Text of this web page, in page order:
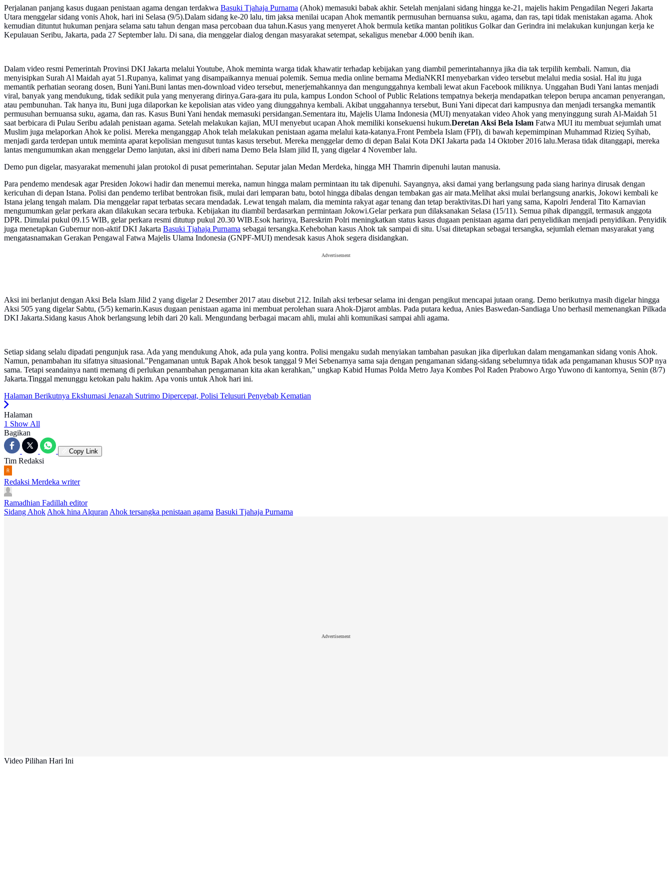
Perjalanan panjang kasus dugaan penistaan agama dengan terdakwa Basuki Tjahaja Purnama (Ahok) memasuki babak akhir. Setelah menjalani sidang hingga ke-21, majelis hakim Pengadilan Negeri Jakarta
Utara menggelar sidang vonis Ahok, hari ini Selasa (9/5).Dalam sidang ke-20 lalu, tim jaksa menilai ucapan Ahok memantik permusuhan bernuansa suku, agama, dan ras, tapi tidak menistakan agama. Ahok
kemudian dituntut hukuman penjara selama satu tahun dengan masa percobaan dua tahun.Kasus yang menyeret Ahok bermula ketika mantan politikus Golkar dan Gerindra ini melakukan kunjungan kerja ke
Kepulauan Seribu, Jakarta, pada 27 September lalu. Di sana, dia menggelar dialog dengan masyarakat setempat, sekaligus menebar 4.000 benih ikan.
Dalam video resmi Pemerintah Provinsi DKI Jakarta melalui Youtube, Ahok meminta warga tidak khawatir terhadap kebijakan yang diambil pemerintahannya jika dia tak terpilih kembali. Namun, dia
menyisipkan Surah Al Maidah ayat 51.Rupanya, kalimat yang disampaikannya menuai polemik. Semua media online bernama MediaNKRI menyebarkan video tersebut melalui media sosial. Hal itu juga
memantik perhatian seorang dosen, Buni Yani.Buni lantas men-download video tersebut, menerjemahkannya dan mengunggahnya kembali lewat akun Facebook miliknya. Unggahan Budi Yani lantas menjadi
viral, banyak yang mendukung, tidak sedikit pula yang menyerang dirinya.Gara-gara itu pula, kampus London School of Public Relations tempatnya bekerja mendapatkan telepon berupa ancaman penyerangan,
atau pembunuhan. Tak hanya itu, Buni juga dilaporkan ke kepolisian atas video yang diunggahnya kembali. Akibat unggahannya tersebut, Buni Yani dipecat dari kampusnya dan menjadi tersangka memantik
permusuhan bernuansa suku, agama, dan ras. Kasus Buni Yani hendak memasuki persidangan.Sementara itu, Majelis Ulama Indonesia (MUI) menyatakan video Ahok yang menyinggung surah Al-Maidah 51
saat berbicara di Pulau Seribu adalah penistaan agama. Setelah melakukan kajian, MUI menyebut ucapan Ahok memiliki konsekuensi hukum.Deretan Aksi Bela Islam Fatwa MUI itu membuat sejumlah umat
Muslim juga melaporkan Ahok ke polisi. Mereka menganggap Ahok telah melakukan penistaan agama melalui kata-katanya.Front Pembela Islam (FPI), di bawah kepemimpinan Muhammad Rizieq Syihab,
menjadi garda terdepan untuk meminta aparat kepolisian mengusut tuntas kasus tersebut. Mereka menggelar demo di depan Balai Kota DKI Jakarta pada 14 Oktober 2016 lalu.Merasa tidak ditanggapi, mereka
lantas mengumumkan akan menggelar Demo lanjutan, aksi ini diberi nama Demo Bela Islam jilid II, yang digelar 4 November lalu.
Demo pun digelar, masyarakat memenuhi jalan protokol di pusat pemerintahan. Seputar jalan Medan Merdeka, hingga MH Thamrin dipenuhi lautan manusia.
Para pendemo mendesak agar Presiden Jokowi hadir dan menemui mereka, namun hingga malam permintaan itu tak dipenuhi. Sayangnya, aksi damai yang berlangsung pada siang harinya dirusak dengan
kericuhan di depan Istana. Polisi dan pendemo terlibat bentrokan fisik, mulai dari lemparan batu, botol hingga dibalas dengan tembakan gas air mata.Melihat aksi mulai berlangsung anarkis, Jokowi kembali ke
Istana jelang tengah malam. Dia menggelar rapat terbatas secara mendadak. Lewat tengah malam, dia meminta rakyat agar tenang dan tetap beraktivitas.Di hari yang sama, Kapolri Jenderal Tito Karnavian
mengumumkan gelar perkara akan dilakukan secara terbuka. Kebijakan itu diambil berdasarkan permintaan Jokowi.Gelar perkara pun dilaksanakan Selasa (15/11). Semua pihak dipanggil, termasuk anggota
DPR. Dimulai pukul 09.15 WIB, gelar perkara resmi ditutup pukul 20.30 WIB.Esok harinya, Bareskrim Polri meningkatkan status kasus dugaan penistaan agama dari penyelidikan menjadi penyidikan. Penyidik
juga menetapkan Gubernur non-aktif DKI Jakarta Basuki Tjahaja Purnama sebagai tersangka.Kehebohan kasus Ahok tak sampai di situ. Usai ditetapkan sebagai tersangka, sejumlah eleman masyarakat yang
mengatasnamakan Gerakan Pengawal Fatwa Majelis Ulama Indonesia (GNPF-MUI) mendesak kasus Ahok segera disidangkan.
Advertisement
Aksi ini berlanjut dengan Aksi Bela Islam Jilid 2 yang digelar 2 Desember 2017 atau disebut 212. Inilah aksi terbesar selama ini dengan pengikut mencapai jutaan orang. Demo berikutnya masih digelar hingga
Aksi 505 yang digelar Sabtu, (5/5) kemarin.Kasus dugaan penistaan agama ini membuat perolehan suara Ahok-Djarot amblas. Pada putara kedua, Anies Baswedan-Sandiaga Uno berhasil memenangkan Pilkada
DKI Jakarta.Sidang kasus Ahok berlangsung lebih dari 20 kali. Mengundang berbagai macam ahli, mulai ahli komunikasi sampai ahli agama.
Setiap sidang selalu dipadati pengunjuk rasa. Ada yang mendukung Ahok, ada pula yang kontra. Polisi mengaku sudah menyiakan tambahan pasukan jika diperlukan dalam mengamankan sidang vonis Ahok.
Namun, penambahan itu sifatnya situasional."Pengamanan untuk Bapak Ahok besok tanggal 9 Mei Sebenarnya sama saja dengan pengamanan sidang-sidang sebelumnya tidak ada pengamanan khusus SOP nya
sama. Tetapi seandainya nanti memang di perlukan penambahan pengamanan kita akan kerahkan," ungkap Kabid Humas Polda Metro Jaya Kombes Pol Raden Prabowo Argo Yuwono di kantornya, Senin (8/7)
Jakarta.Tinggal menunggu ketokan palu hakim. Apa vonis untuk Ahok hari ini.
Halaman Berikutnya Ekshumasi Jenazah Sutrimo Dipercepat, Polisi Telusuri Penyebab Kematian
Halaman
1 Show All
Bagikan
Copy Link
Tim Redaksi
Redaksi Merdeka writer
Ramadhian Fadillah editor
Sidang Ahok Ahok hina Alquran Ahok tersangka penistaan agama Basuki Tjahaja Purnama
Advertisement
Video Pilihan Hari Ini